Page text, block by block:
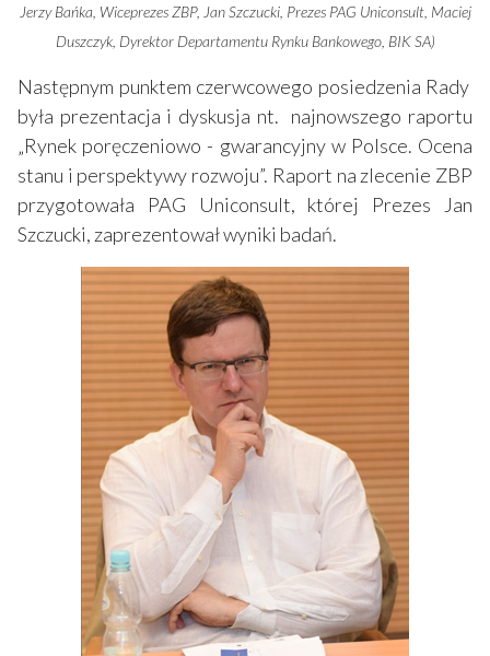
Jerzy Bańka, Wiceprezes ZBP, Jan Szczucki, Prezes PAG Uniconsult, Maciej
Duszczyk, Dyrektor Departamentu Rynku Bankowego, BIK SA)
Następnym punktem czerwcowego posiedzenia Rady
była prezentacja i dyskusja nt. najnowszego raportu
„Rynek poręczeniowo - gwarancyjny w Polsce. Ocena
stanu i perspektywy rozwoju”. Raport na zlecenie ZBP
przygotowała PAG Uniconsult, której Prezes Jan
Szczucki, zaprezentował wyniki badań.